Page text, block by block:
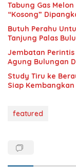
Tabung Gas
“Kosong”
Butuh Perahu
Tanjung Palas
Jembatan Perintis
Agung Bulungan
Study Tiru ke
Siap Kembangkan
featured